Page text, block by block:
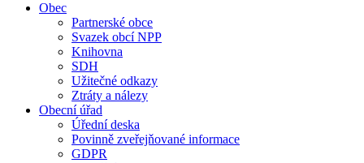
Obec
Partnerské obce
Svazek obcí NPP
Knihovna
SDH
Užitečné odkazy
Ztráty a nálezy
Obecní úřad
Úřední deska
Povinně zveřejňované informace
GDPR